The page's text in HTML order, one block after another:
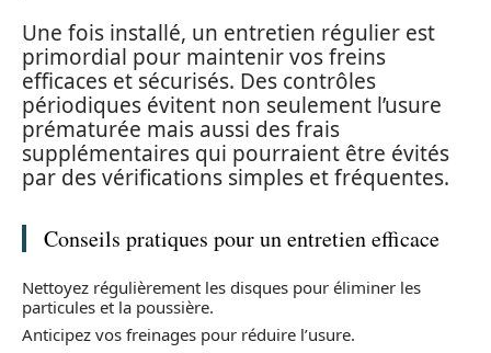
Une fois installé, un entretien régulier est
primordial pour maintenir vos freins
efficaces et sécurisés. Des contrôles
périodiques évitent non seulement l’usure
prématurée mais aussi des frais
supplémentaires qui pourraient être évités
par des vérifications simples et fréquentes.
Conseils pratiques pour un entretien efficace
Nettoyez régulièrement les disques pour éliminer les
particules et la poussière.
Anticipez vos freinages pour réduire l’usure.